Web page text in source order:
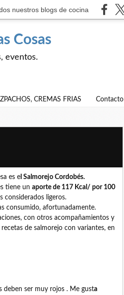
nuestros blogs de cocina
Cosas
eventos.
CREMAS FRIAS Contacto
es e l Salmorejo Cordobés.
tiene un aporte de 117 Kcal/ por 100
considerados ligeros.
consumido, afortunadamente.
con otros acompañamientos y
de salmorejo con variantes, en
deben ser muy rojos . Me gusta